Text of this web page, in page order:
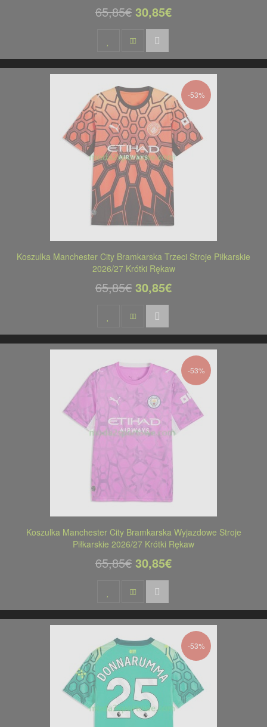
65,85€ 30,85€
-53%
Koszulka Manchester City Bramkarska Trzeci Stroje Piłkarskie
2026/27 Krótki Rękaw
65,85€ 30,85€
-53%
Koszulka Manchester City Bramkarska Wyjazdowe Stroje
Piłkarskie 2026/27 Krótki Rękaw
65,85€ 30,85€
-53%